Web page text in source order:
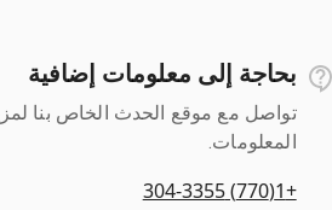
بحاجة إلى معلومات إضافية
تواصل مع موقع الحدث الخاص بنا
المعلومات.
+1(770) 304-3355